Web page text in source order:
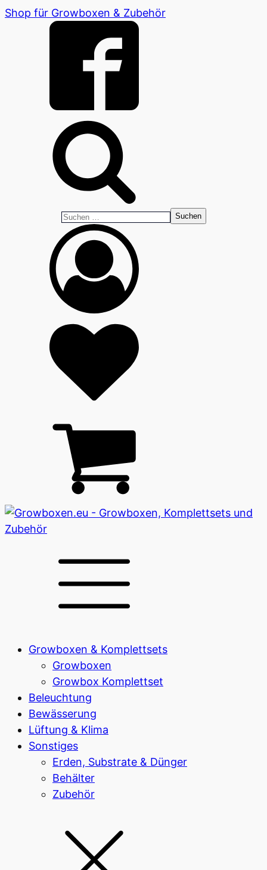
Shop für Growboxen & Zubehör
Suchen
nach:
Growboxen & Komplettsets
Growboxen
Growbox Komplettset
Beleuchtung
Bewässerung
Lüftung & Klima
Sonstiges
Erden, Substrate & Dünger
Behälter
Zubehör